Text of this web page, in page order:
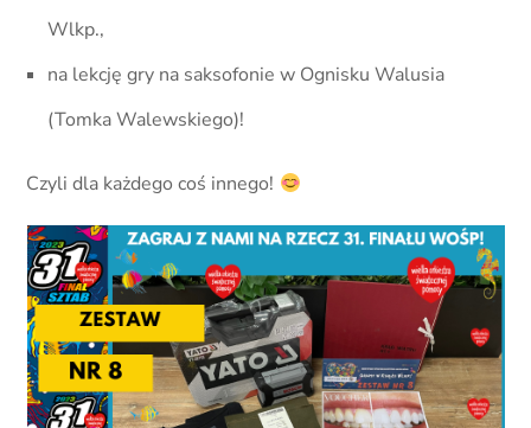
Wlkp.,
na lekcję gry na saksofonie w Ognisku Walusia
(Tomka Walewskiego)!
Czyli dla każdego coś innego!